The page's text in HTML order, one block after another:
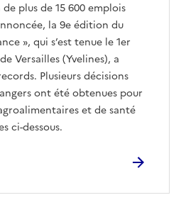
plus de 15 600 emplois
la 9e édition du
», qui s’est tenue le 1er
Versailles (Yvelines), a
Plusieurs décisions
ont été obtenues pour
et de santé
ci-dessous.